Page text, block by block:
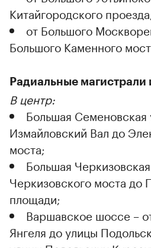
Китайгородского
от Большого
Большого Каменного
Радиальные магистрали
В центр:
Большая Семеновская
Измайловский Вал до
моста;
Большая
Черкизовского моста до
площади;
Варшавское шоссе –
Янгеля до улицы